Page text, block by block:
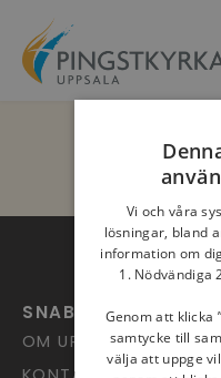
SNABBLÄNKAR
OM UPPSALA PINGST
Vi och våra
lösningar, bland
information om
1. Nödvändiga
Genom att klicka
samtycke till
välja att uppge